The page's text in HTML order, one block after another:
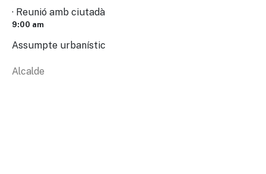
· Reunió amb ciutadà
9:00 am
Assumpte urbanístic
Alcalde